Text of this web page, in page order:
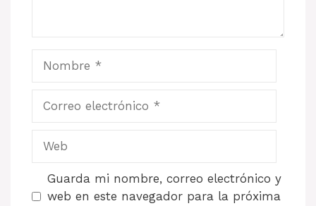
Nombre
Guarda mi nombre, correo electrónico y
web en este navegador para la próxima